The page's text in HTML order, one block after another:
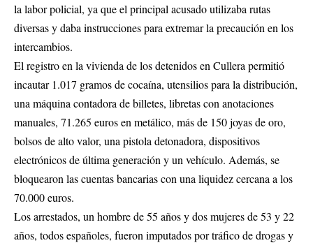
la labor policial, ya que el principal acusado utilizaba rutas
diversas y daba instrucciones para extremar la precaución en los
intercambios.
El registro en la vivienda de los detenidos en Cullera permitió
incautar 1.017 gramos de cocaína, utensilios para la distribución,
una máquina contadora de billetes, libretas con anotaciones
manuales, 71.265 euros en metálico, más de 150 joyas de oro,
bolsos de alto valor, una pistola detonadora, dispositivos
electrónicos de última generación y un vehículo. Además, se
bloquearon las cuentas bancarias con una liquidez cercana a los
70.000 euros.
Los arrestados, un hombre de 55 años y dos mujeres de 53 y 22
años, todos españoles, fueron imputados por tráfico de drogas y